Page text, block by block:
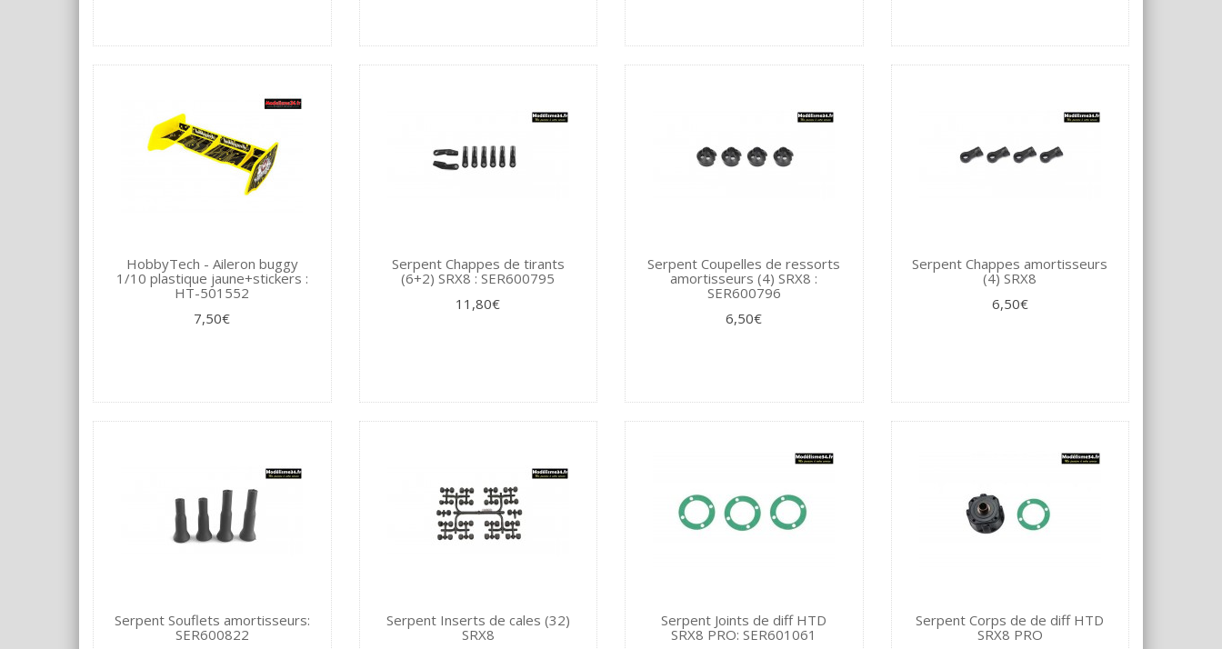
HobbyTech - Aileron buggy
1/10 plastique jaune+stickers :
HT-501552
7,50€
Serpent Chappes de tirants
(6+2) SRX8 : SER600795
11,80€
Serpent Coupelles de ressorts
amortisseurs (4) SRX8 :
SER600796
6,50€
Serpent Chappes amortisseurs
(4) SRX8
6,50€
Serpent Souflets amortisseurs:
SER600822
Serpent Inserts de cales (32)
SRX8
Serpent Joints de diff HTD
SRX8 PRO: SER601061
Serpent Corps de de diff HTD
SRX8 PRO